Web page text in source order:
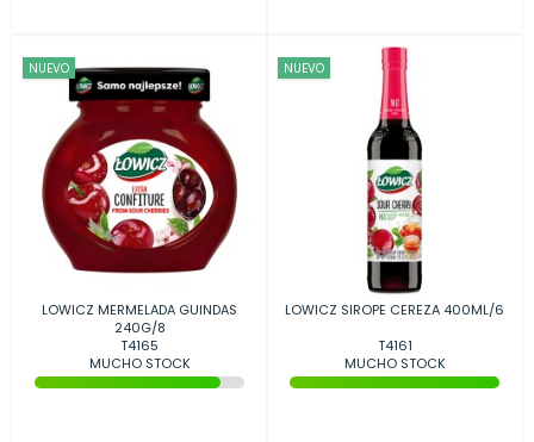
NUEVO
LOWICZ MERMELADA GUINDAS
240G/8
T4165
MUCHO STOCK
NUEVO
LOWICZ SIROPE CEREZA 400ML/6
T4161
MUCHO STOCK